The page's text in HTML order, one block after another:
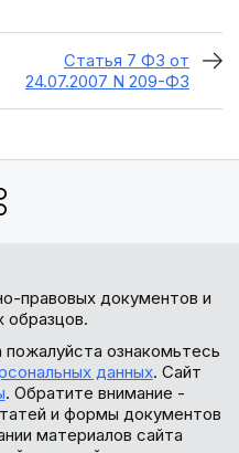
Статья 7 ФЗ от
24.07.2007 N 209-ФЗ
правовых документов и
образцов.
ознакомьтесь
данных. Сайт
. Обратите внимание -
и формы документов
материалов сайта